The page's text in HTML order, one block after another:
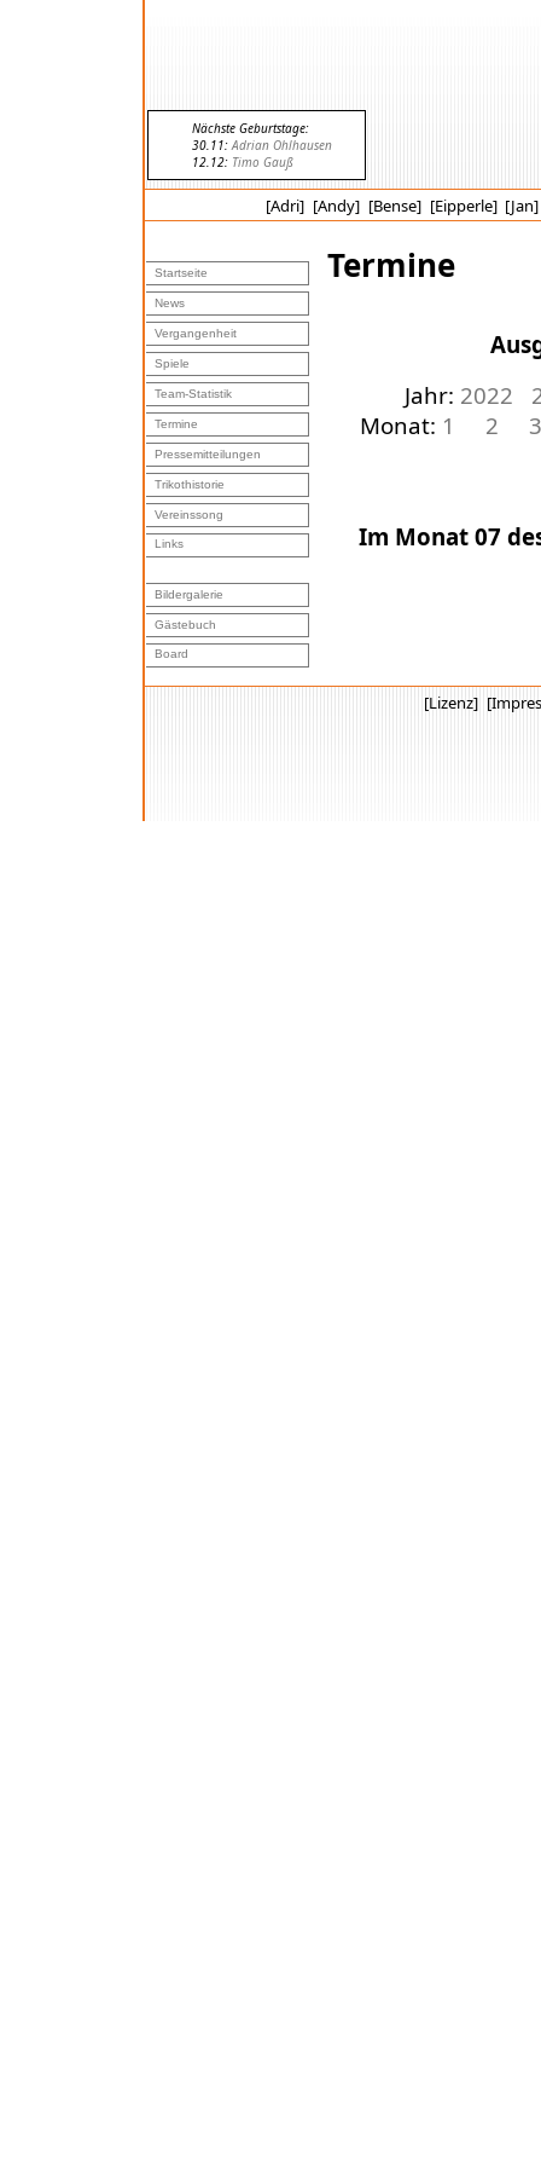
Nächste Geburtstage:
30.11:Adrian Ohlhausen
12.12: Timo Gauß
[Adri] [Andy] [Bense] [Eipperle] [Jan]
Startseite
News
Vergangenheit
Spiele
Team-Statistik
Termine
Pressemitteilungen
Trikothistorie
Vereinssong
Links
Bildergalerie
Gästebuch
Board
Termine
Jahr: 2022
Monat: 1 2 3
Im Monat 07
[Lizenz]